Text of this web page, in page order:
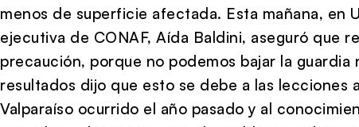
menos de superficie afectada. Esta mañana, en
ejecutiva de CONAF, Aída Baldini, aseguró que
precaución, porque no podemos bajar la guardia
resultados dijo que esto se debe a las lecciones
Valparaíso ocurrido el año pasado y al